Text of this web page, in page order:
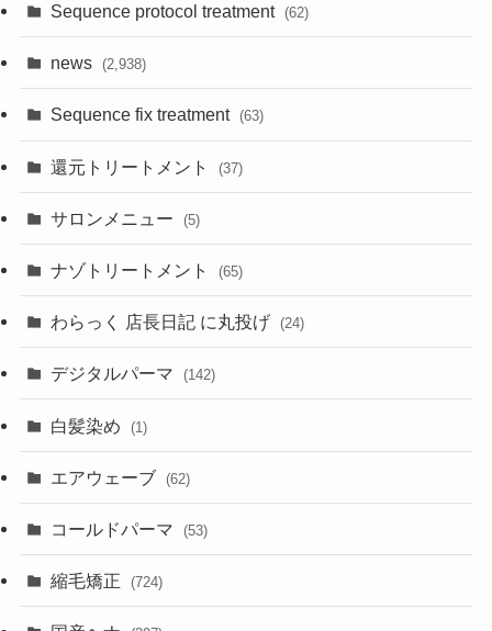
Sequence protocol treatment (62)
news (2,938)
Sequence fix treatment (63)
還元トリートメント (37)
サロンメニュー (5)
ナゾトリートメント (65)
わらっく 店長日記 に丸投げ (24)
デジタルパーマ (142)
白髪染め (1)
エアウェーブ (62)
コールドパーマ (53)
縮毛矯正 (724)